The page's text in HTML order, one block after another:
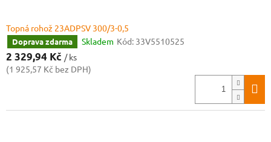
Topná rohož 23ADPSV 300/3-0,5
Doprava zdarma Skladem Kód: 33V5510525
2 329,94 Kč / ks
(1 925,57 Kč bez DPH)